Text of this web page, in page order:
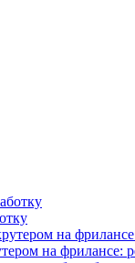
на фрилансе: